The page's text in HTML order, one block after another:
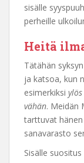
sisälle
perheille
Heitä
Tätähän
ja katsoa, kun
esimerkiksi ylös
vähän. Meidän
tarttuvat
sanavarasto
Sisälle